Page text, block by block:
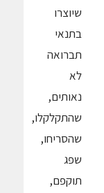
שיוצרו
בתנאי
תברואה
לא
נאותים,
שהתקלקלו,
שהסריחו,
שפג
תוקפם,